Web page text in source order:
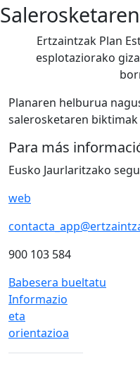
Ertzaintzak Plan
esplotaziorako
Planaren helburua
salerosketaren
Para más
Eusko Jaurlaritzako
web
900 103 584
Babesera bueltatu
Informazio
eta
orientazioa